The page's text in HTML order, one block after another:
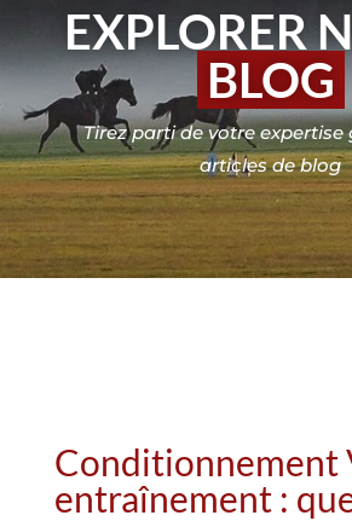
EXPLORER
BLOG
Tirez parti de votre expertise
articles de blog
Conditionnement
entraînement :